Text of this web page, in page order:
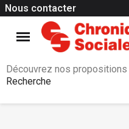
Nous contacter
Découvrez nos propositions
Recherche